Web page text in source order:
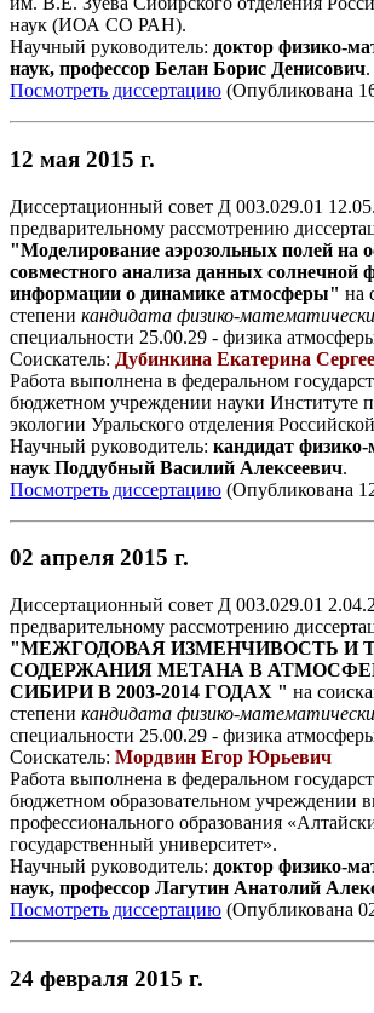
наук (ИОА СО РАН).
Научный руководитель: доктор физико-
наук, профессор Белан Борис Денисович.
Посмотреть диссертацию (Опубликована
12 мая 2015 г.
Диссертационный совет Д 003.029.01
предварительному рассмотрению
"Моделирование аэрозольных полей на
совместного анализа данных солнечной
информации о динамике атмосферы" на
степени кандидата физико-
специальности 25.00.29 - физика
Соискатель: Дубинкина Екатерина
Работа выполнена в федеральном
бюджетном учреждении науки Институте
экологии Уральского отделения
Научный руководитель: кандидат
наук Поддубный Василий Алексеевич.
Посмотреть диссертацию (Опубликована
02 апреля 2015 г.
Диссертационный совет Д 003.029.01
предварительному рассмотрению
"МЕЖГОДОВАЯ ИЗМЕНЧИВОСТЬ И
СОДЕРЖАНИЯ МЕТАНА В
СИБИРИ В 2003-2014 ГОДАХ " на
степени кандидата физико-
специальности 25.00.29 - физика
Соискатель: Мордвин Егор Юрьевич
Работа выполнена в федеральном
бюджетном образовательном учреждении
профессионального образования
государственный университет».
Научный руководитель: доктор физико-
наук, профессор Лагутин Анатолий
Посмотреть диссертацию (Опубликована
24 февраля 2015 г.